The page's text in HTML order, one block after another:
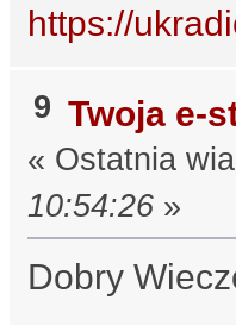
https://
9 Twoja e-
« Ostatnia
10:54:26»
Dobry